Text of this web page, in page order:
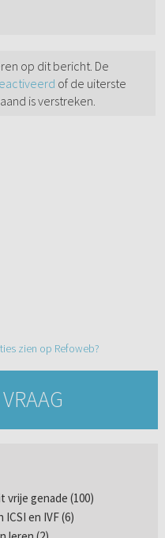
op dit bericht. De
of de uiterste
is verstreken.
zien op Refoweb?
vrije genade (100)
en IVF (6)